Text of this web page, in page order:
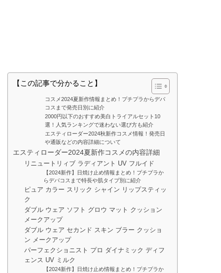
【この記事で分かること】
コスメ2024夏新作情報まとめ！プチプラからデパ
コスまで発売日別に紹介
2000円以下のおすすめ美白トライアルセット10
選！人気ランキングで迷わない選び方も紹介
エスティローダー2024秋新作コスメ情報！発売日
や通販などの内容詳細について
エスティローダー2024夏新作コスメの内容詳細
リニュートリィブ ラディアント UV フルイド
【2024新作】日焼け止め情報まとめ！プチプラか
らデパコスまで特長や肌タイプ別に紹介
ピュア カラー スリック シャイン リップスティッ
ク
ダブル ウェア ソフト グロウ マット クッション
メークアップ
ダブル ウェア セカンド スキン ブラー クッショ
ン メークアップ
パーフェクショニスト プロ ダイナミック ディフ
ェンス UV ミルク
【2024新作】日焼け止め情報まとめ！プチプラか